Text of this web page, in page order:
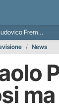
Fremont
News